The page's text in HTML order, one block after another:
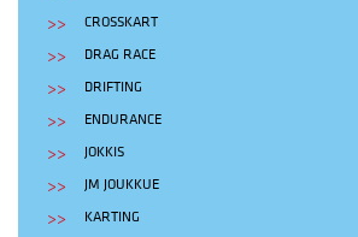
CROSSKART
DRAG RACE
DRIFTING
ENDURANCE
JOKKIS
JM JOUKKUE
KARTING